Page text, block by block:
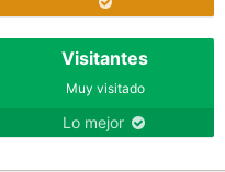
Visitantes
Muy visitado
Lo mejor